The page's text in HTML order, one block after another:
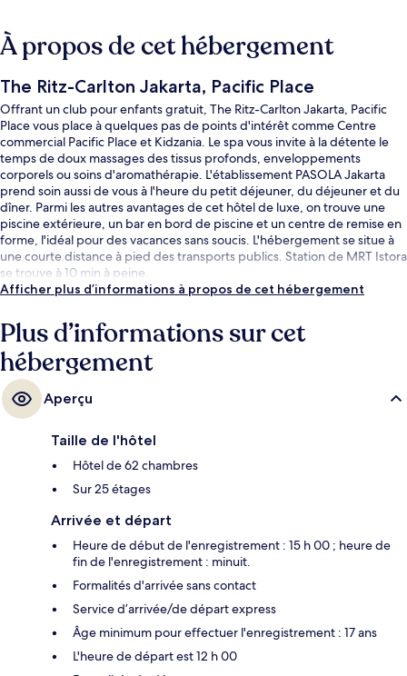
À propos de cet hébergement
The Ritz-Carlton Jakarta, Pacific Place
Offrant un club pour enfants gratuit, The Ritz-Carlton Jakarta, Pacific
Place vous place à quelques pas de points d'intérêt comme Centre
commercial Pacific Place et Kidzania. Le spa vous invite à la détente le
temps de doux massages des tissus profonds, enveloppements
corporels ou soins d'aromathérapie. L'établissement PASOLA Jakarta
prend soin aussi de vous à l'heure du petit déjeuner, du déjeuner et du
dîner. Parmi les autres avantages de cet hôtel de luxe, on trouve une
piscine extérieure, un bar en bord de piscine et un centre de remise en
forme, l'idéal pour des vacances sans soucis. L'hébergement se situe à
une courte distance à pied des transports publics. Station de MRT Istora
se trouve à 10 min à peine.
Afficher plus d’informations à propos de cet hébergement
Plus d’informations sur cet
hébergement
Aperçu
Taille de l'hôtel
Hôtel de 62 chambres
Sur 25 étages
Arrivée et départ
Heure de début de l'enregistrement : 15 h 00 ; heure de
fin de l'enregistrement : minuit.
Formalités d'arrivée sans contact
Service d’arrivée/de départ express
Âge minimum pour effectuer l'enregistrement : 17 ans
L'heure de départ est 12 h 00